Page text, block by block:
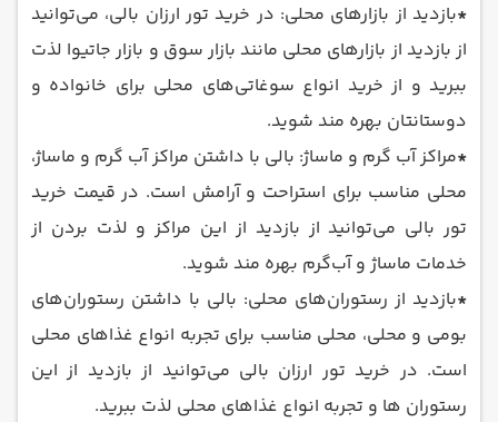
*بازدید از بازارهای محلی: در خرید تور ارزان بالی، می‌توانید
از بازدید از بازارهای محلی مانند بازار سوق و بازار جاتیوا لذت
ببرید و از خرید انواع سوغاتی‌های محلی برای خانواده و
دوستانتان بهره مند شوید.
*مراکز آب‌ گرم و ماساژ: بالی با داشتن مراکز آب‌ گرم و ماساژ،
محلی مناسب برای استراحت و آرامش است. در قیمت خرید
تور بالی می‌توانید از بازدید از این مراکز و لذت بردن از
خدمات ماساژ و آب‌گرم بهره مند شوید.
*بازدید از رستوران‌های محلی: بالی با داشتن رستوران‌های
بومی و محلی، محلی مناسب برای تجربه انواع غذاهای محلی
است. در خرید تور ارزان بالی می‌توانید از بازدید از این
رستوران ‌ها و تجربه انواع غذاهای محلی لذت ببرید.